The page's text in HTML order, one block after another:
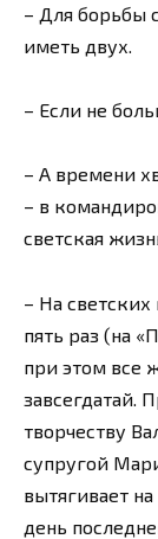
– Для борьбы
иметь двух.
– Если не
– А времени
– в
светская
– На
пять раз (на
при этом все
завсегдатай.
творчеству
супругой
вытягивает
день